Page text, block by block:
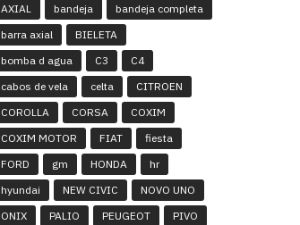
AXIAL
bandeja
bandeja completa
barra axial
BIELETA
bomba d agua
C3
C4
cabos de vela
celta
CITROEN
COROLLA
CORSA
COXIM
COXIM MOTOR
FIAT
fiesta
FORD
gm HONDA
hr
hyundai
NEW CIVIC
NOVO UNO
ONIX
PALIO PEUGEOT
PIVO